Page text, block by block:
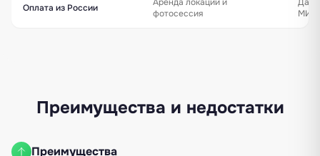
Оплата из России
фотосессия
МИР
Преимущества и недостатки
Преимущества